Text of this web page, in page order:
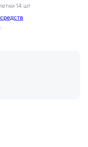
14 шт